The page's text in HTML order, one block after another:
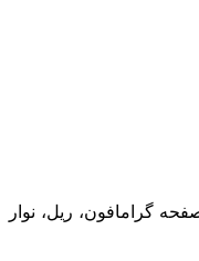
صفحه گرامافون، ریل، نوار